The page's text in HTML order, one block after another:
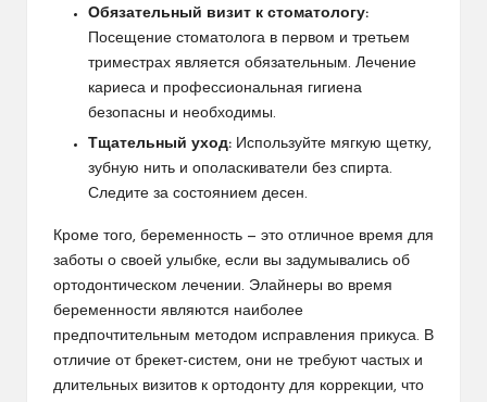
Обязательный визит к стоматологу:
Посещение стоматолога в первом и третьем
триместрах является обязательным. Лечение
кариеса и профессиональная гигиена
безопасны и необходимы.
Тщательный уход: Используйте мягкую щетку,
зубную нить и ополаскиватели без спирта.
Следите за состоянием десен.
Кроме того, беременность — это отличное время для
заботы о своей улыбке, если вы задумывались об
ортодонтическом лечении. Элайнеры во время
беременности являются наиболее
предпочтительным методом исправления прикуса. В
отличие от брекет-систем, они не требуют частых и
длительных визитов к ортодонту для коррекции, что